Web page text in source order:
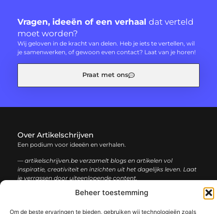
Beheer toestemming
Om de beste ervaringen te bieden, gebruiken wij technologieën zoals
Vragen, ideeën of een verhaal dat verteld
moet worden?
Wij geloven in de kracht van delen. Heb je iets te vertellen, wil
je samenwerken, of gewoon even contact? Laat van je horen!
Praat met ons
Over Artikelschrijven
Een podium voor ideeën en verhalen.
— artikelschrijven.be verzamelt blogs en artikelen vol
inspiratie, creativiteit en inzichten uit het dagelijks leven. Laat
je verrassen door uiteenlopende content.